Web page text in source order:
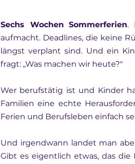
Sechs Wochen Sommerferien.
aufmacht. Deadlines, die keine
längst verplant sind. Und ein
fragt: „Was machen wir heute?"
Wer berufstätig ist und Kinder
Familien eine echte
Ferien und Berufsleben einfach
Und irgendwann landet man
Gibt es eigentlich etwas, das